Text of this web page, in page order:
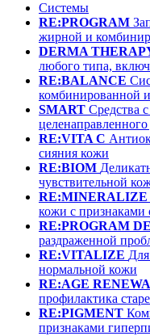
Системы
RE:PROGRAM
жирной и
DERMA
любого типа,
RE:BALANCE
комбинированной
SMART Средства
RE:VITA C
сияния кожи
RE:BIOM
чувствительной
RE:MINERALIZE
кожи с признаками
RE:PROGRAM
раздраженной
RE:VITALIZE
нормальной кожи
RE:AGE
профилактика
RE:PIGMENT
признаками